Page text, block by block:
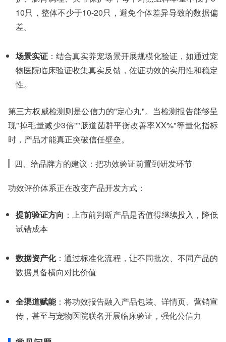
10只，整体不少于10-20只，避免个体差异导致的数据偏
差。
场景实证 ：结合真实养宠场景开展规模化验证，如通过宠
物医院临床验证收集真实反馈，佐证功效的实用性和稳定
性。
第三方权威检测则是公信力的"定心丸"。当检测报告能够呈
现"掉毛量减少3倍""肠道菌群平衡改善率XX%"等量化指标
时，产品才能真正突破信任壁垒。
四、给品牌方的建议：把功效验证前置到研发环节
功效评价体系正在改变产品开发方式：
提前验证方向 ：上市前判断产品是否值得继续投入，降低
试错成本
数据资产化：通过标准化流程，让不同批次、不同产品的
数据具备横向对比价值
全渠道赋能：将功效报告融入产品包装、详情页、营销宣
传，甚至与宠物医院联名开展临床验证，强化公信力